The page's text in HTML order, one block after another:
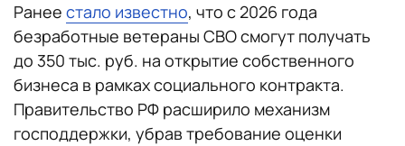
Ранее стало известно, что с 2026 года
безработные ветераны СВО смогут получать
до 350 тыс. руб. на открытие собственного
бизнеса в рамках социального контракта.
Правительство РФ расширило механизм
господдержки, убрав требование оценки